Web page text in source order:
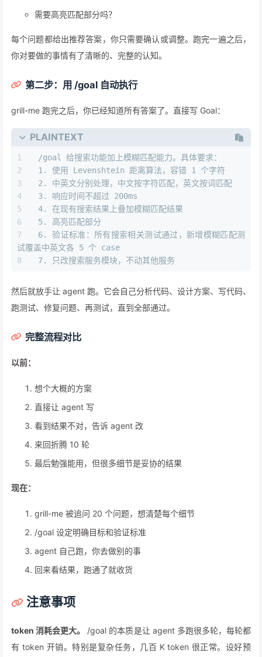
需要高亮匹配部分吗？
每个问题都给出推荐答案，你只需要确认或调整。跑完一遍之后，
你对要做的事情有了清晰的、完整的认知。
第二步：用 /goal 自动执行
grill-me 跑完之后，你已经知道所有答案了。直接写 Goal：
PLAINTEXT
/goal 给搜索功能加上模糊匹配能力。具体要求：
1. 使用 Levenshtein 距离算法，容错 1 个字符
2. 中英文分别处理，中文按字符匹配，英文按词匹配
3. 响应时间不超过 200ms
4. 在现有搜索结果上叠加模糊匹配结果
5. 高亮匹配部分
6. 验证标准：所有搜索相关测试通过，新增模糊匹配测
试覆盖中英文各 5 个 case
7. 只改搜索服务模块，不动其他服务
然后就放手让 agent 跑。它会自己分析代码、设计方案、写代码、
跑测试、修复问题、再测试，直到全部通过。
完整流程对比
以前：
想个大概的方案
直接让 agent 写
看到结果不对，告诉 agent 改
来回折腾 10 轮
最后勉强能用，但很多细节是妥协的结果
现在：
grill-me 被追问 20 个问题，想清楚每个细节
/goal 设定明确目标和验证标准
agent 自己跑，你去做别的事
回来看结果，跑通了就收货
注意事项
token 消耗会更大。
/goal 的本质是让 agent 多跑很多轮，每轮都
有 token 开销。特别是复杂任务，几百 K token 很正常。设好预